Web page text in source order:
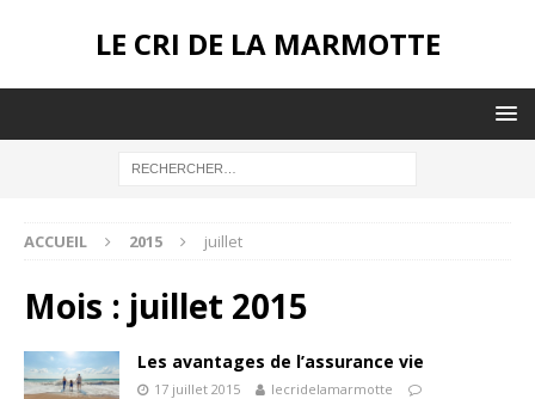
LE CRI DE LA MARMOTTE
ACCUEIL 2015 juillet
Mois : juillet 2015
Les avantages de l’assurance vie
17 juillet 2015
lecridelamarmotte